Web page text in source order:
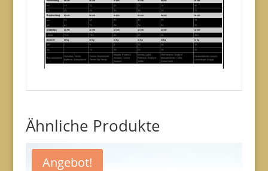
Ähnliche Produkte
Angebot!